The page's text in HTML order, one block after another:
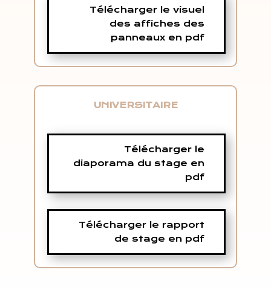
Télécharger le visuel
des affiches des
panneaux en pdf
UNIVERSITAIRE
Télécharger le
diaporama du stage en
pdf
Télécharger le rapport
de stage en pdf